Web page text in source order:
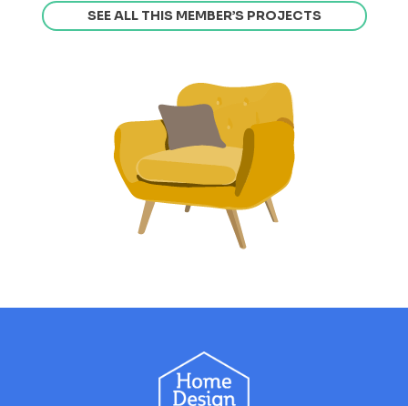
SEE ALL THIS MEMBER’S PROJECTS